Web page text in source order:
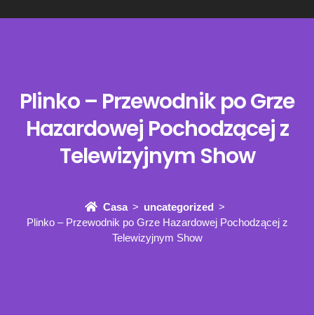
Plinko – Przewodnik po Grze
Hazardowej Pochodzącej z
Telewizyjnym Show
Casa
uncategorized
Plinko – Przewodnik po Grze Hazardowej Pochodzącej z
Telewizyjnym Show